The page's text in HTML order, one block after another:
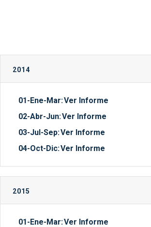
2014
01-Ene-Mar:Ver Informe
02-Abr-Jun:Ver Informe
03-Jul-Sep:Ver Informe
04-Oct-Dic:Ver Informe
2015
01-Ene-Mar:Ver Informe